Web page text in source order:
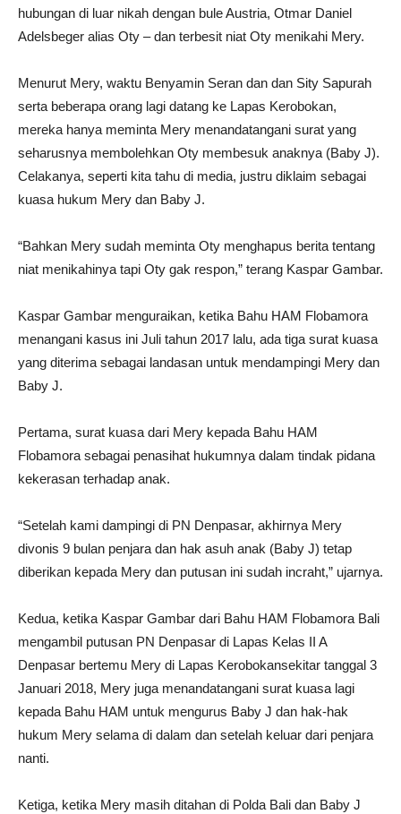
hubungan di luar nikah dengan bule Austria, Otmar Daniel
Adelsbeger alias Oty – dan terbesit niat Oty menikahi Mery.
Menurut Mery, waktu Benyamin Seran dan dan Sity Sapurah
serta beberapa orang lagi datang ke Lapas Kerobokan,
mereka hanya meminta Mery menandatangani surat yang
seharusnya membolehkan Oty membesuk anaknya (Baby J).
Celakanya, seperti kita tahu di media, justru diklaim sebagai
kuasa hukum Mery dan Baby J.
“Bahkan Mery sudah meminta Oty menghapus berita tentang
niat menikahinya tapi Oty gak respon,” terang Kaspar Gambar.
Kaspar Gambar menguraikan, ketika Bahu HAM Flobamora
menangani kasus ini Juli tahun 2017 lalu, ada tiga surat kuasa
yang diterima sebagai landasan untuk mendampingi Mery dan
Baby J.
Pertama, surat kuasa dari Mery kepada Bahu HAM
Flobamora sebagai penasihat hukumnya dalam tindak pidana
kekerasan terhadap anak.
“Setelah kami dampingi di PN Denpasar, akhirnya Mery
divonis 9 bulan penjara dan hak asuh anak (Baby J) tetap
diberikan kepada Mery dan putusan ini sudah incraht,” ujarnya.
Kedua, ketika Kaspar Gambar dari Bahu HAM Flobamora Bali
mengambil putusan PN Denpasar di Lapas Kelas II A
Denpasar bertemu Mery di Lapas Kerobokansekitar tanggal 3
Januari 2018, Mery juga menandatangani surat kuasa lagi
kepada Bahu HAM untuk mengurus Baby J dan hak-hak
hukum Mery selama di dalam dan setelah keluar dari penjara
nanti.
Ketiga, ketika Mery masih ditahan di Polda Bali dan Baby J